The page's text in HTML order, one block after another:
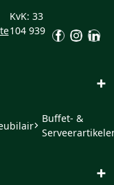
KvK: 33
104 939
+
Buffet- &
+